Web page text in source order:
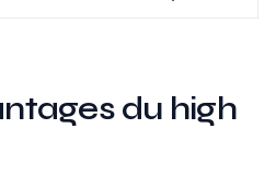
du high